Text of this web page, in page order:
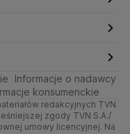
Kluczbork
Brodnica
Informacje o nadawcy
konsumenckie
redakcyjnych TVN
zgody TVN S.A./
umowy licencyjnej. Na